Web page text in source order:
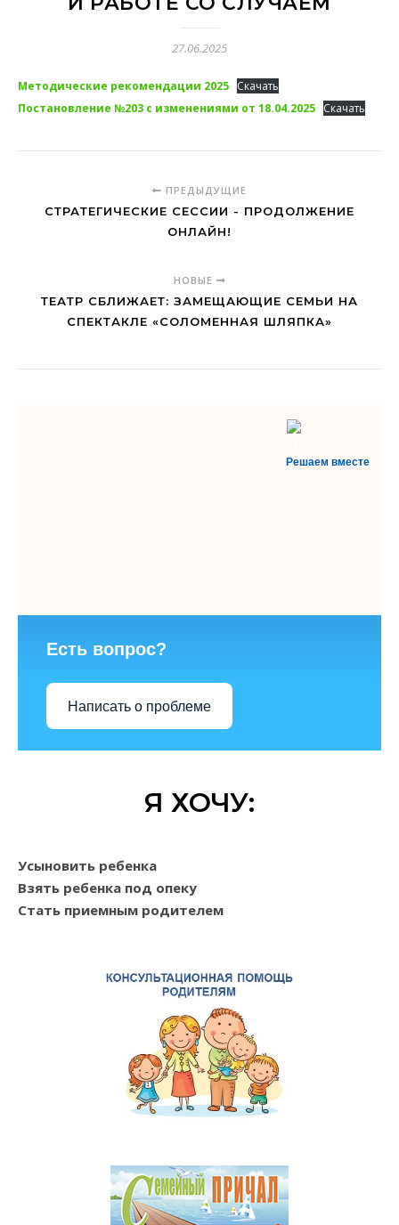
27.06.2025
Методические рекомендации 2025 Скачать
Постановление №203 с изменениями от 18.04.2025 Скачать
ПРЕДЫДУЩИЕ
СТРАТЕГИЧЕСКИЕ СЕССИИ - ПРОДОЛЖЕНИЕ
ОНЛАЙН!
НОВЫЕ
ТЕАТР СБЛИЖАЕТ: ЗАМЕЩАЮЩИЕ СЕМЬИ НА
СПЕКТАКЛЕ «СОЛОМЕННАЯ ШЛЯПКА»
Решаем вместе
Есть вопрос?
Написать о проблеме
Я ХОЧУ:
Усыновить ребенка
Взять ребенка под опеку
Стать приемным родителем